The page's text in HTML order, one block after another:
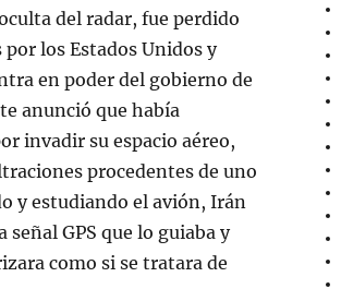
del radar, fue perdido
por los Estados Unidos y
en poder del gobierno de
anunció que había
invadir su espacio aéreo,
procedentes de uno
y estudiando el avión, Irán
GPS que lo guiaba y
como si se tratara de